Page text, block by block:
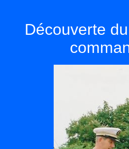
Découverte